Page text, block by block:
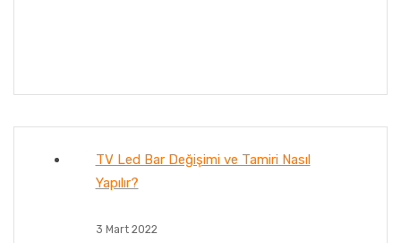
TV Led Bar Değişimi ve Tamiri Nasıl
Yapılır?
3 Mart 2022